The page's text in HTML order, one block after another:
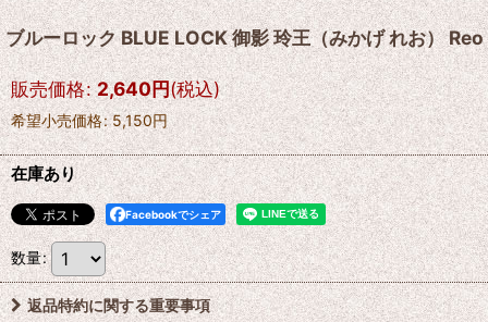
ブルーロック BLUE LOCK 御影 玲王（みかげ れお）
販売価格: 2,640円(税込)
希望小売価格: 5,150円
在庫あり
Facebookでシェア
数量:
返品特約に関する重要事項